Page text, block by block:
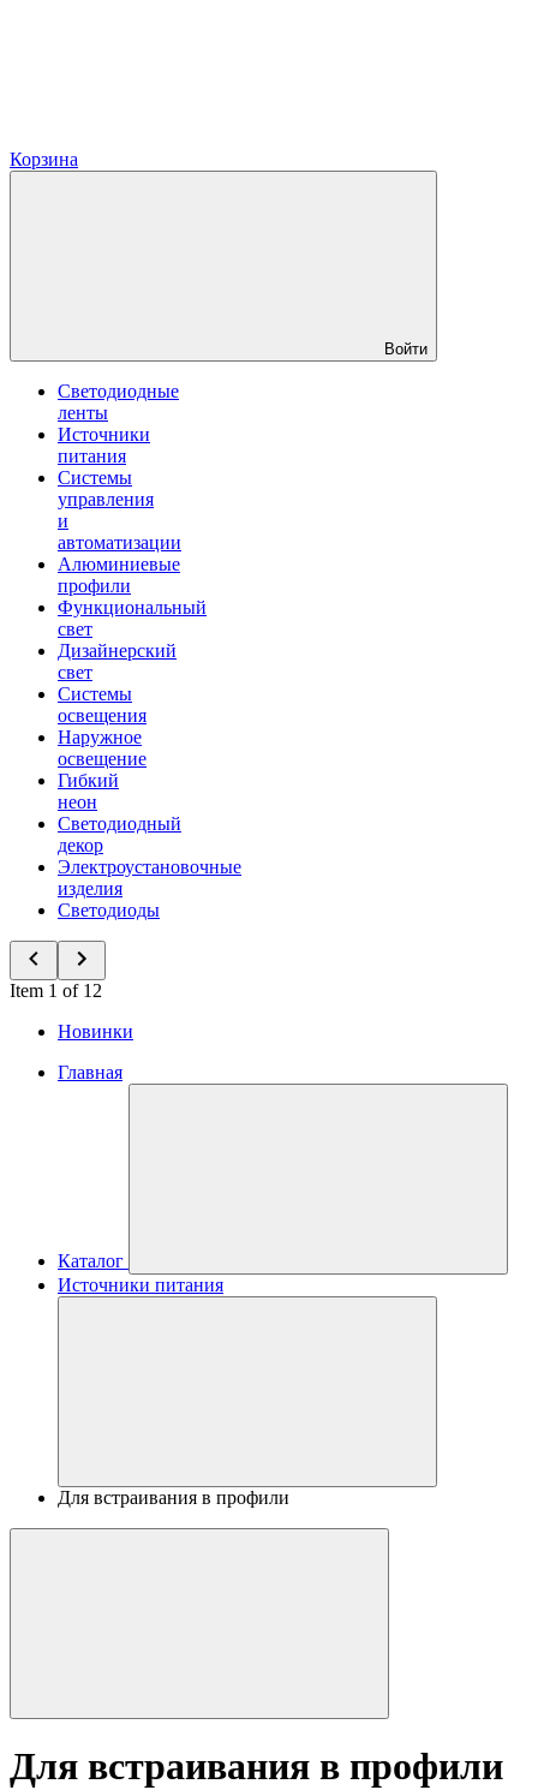
Корзина
Войти
Светодиодные
ленты
Источники
питания
Системы
управления
и
автоматизации
Алюминиевые
профили
Функциональный
свет
Дизайнерский
свет
Системы
освещения
Наружное
освещение
Гибкий
неон
Светодиодный
декор
Электроустановочные
изделия
Светодиоды
Item 1 of 12
Новинки
Главная
Каталог
Источники питания
Для встраивания в профили
Для встраивания в профили